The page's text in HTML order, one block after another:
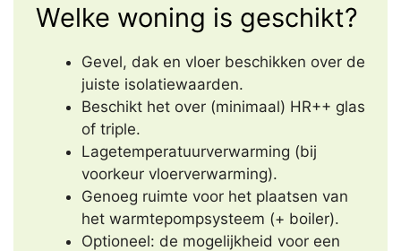
Welke woning is geschikt?
Gevel, dak en vloer beschikken over de
juiste isolatiewaarden.
Beschikt het over (minimaal) HR++ glas
of triple.
Lagetemperatuurverwarming (bij
voorkeur vloerverwarming).
Genoeg ruimte voor het plaatsen van
het warmtepompsysteem (+ boiler).
Optioneel: de mogelijkheid voor een